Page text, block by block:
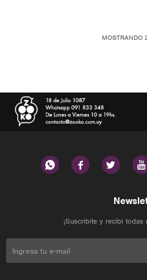
MOSTRANDO
   
¡Suscribite y recibí todas